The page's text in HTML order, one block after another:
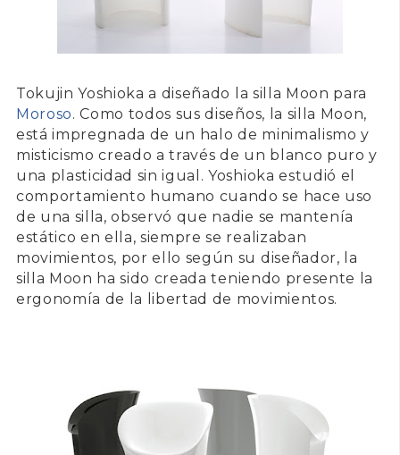
Tokujin Yoshioka a diseñado la silla Moon para
Moroso. Como todos sus diseños, la silla Moon,
está impregnada de un halo de minimalismo y
misticismo creado a través de un blanco puro y
una plasticidad sin igual. Yoshioka estudió el
comportamiento humano cuando se hace uso
de una silla, observó que nadie se mantenía
estático en ella, siempre se realizaban
movimientos, por ello según su diseñador, la
silla Moon ha sido creada teniendo presente la
ergonomía de la libertad de movimientos.